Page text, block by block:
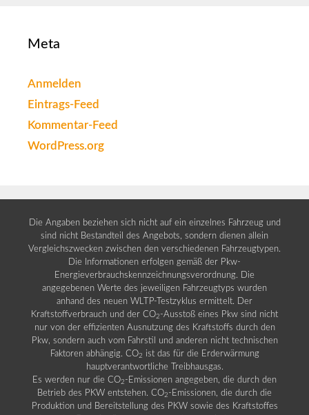
Meta
Anmelden
Eintrags-Feed
Kommentar-Feed
WordPress.org
Die Angaben beziehen sich nicht auf ein einzelnes Fahrzeug und
sind nicht Bestandteil des Angebots, sondern dienen allein
Vergleichszwecken zwischen den verschiedenen Fahrzeugtypen.
Die Informationen erfolgen gemäß der Pkw-
Energieverbrauchskennzeichnungsverordnung. Die
angegebenen Werte des jeweiligen Fahrzeugtyps wurden
anhand des neuen WLTP-Testzyklus ermittelt. Der
Kraftstoffverbrauch und der CO2 -Ausstoß eines Pkw sind nicht
nur von der effizienten Ausnutzung des Kraftstoffs durch den
Pkw, sondern auch vom Fahrstil und anderen nicht technischen
Faktoren abhängig. CO2 ist das für die Erderwärmung
hauptverantwortliche Treibhausgas.
Es werden nur die CO2 -Emissionen angegeben, die durch den
Betrieb des PKW entstehen. CO2 -Emissionen, die durch die
Produktion und Bereitstellung des PKW sowie des Kraftstoffes